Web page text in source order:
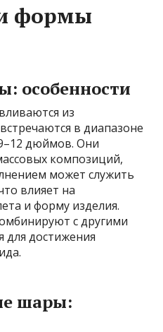
формы
особенности
из
в диапазоне
дюймов. Они
композиций,
может служить
влияет на
и форму изделия.
с другими
достижения
шары: